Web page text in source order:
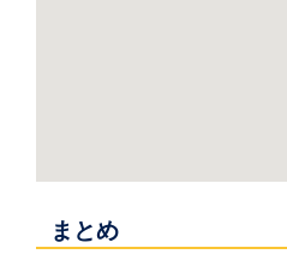
まとめ